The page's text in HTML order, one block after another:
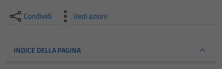
Condividi Vedi azioni
INDICE DELLA PAGINA